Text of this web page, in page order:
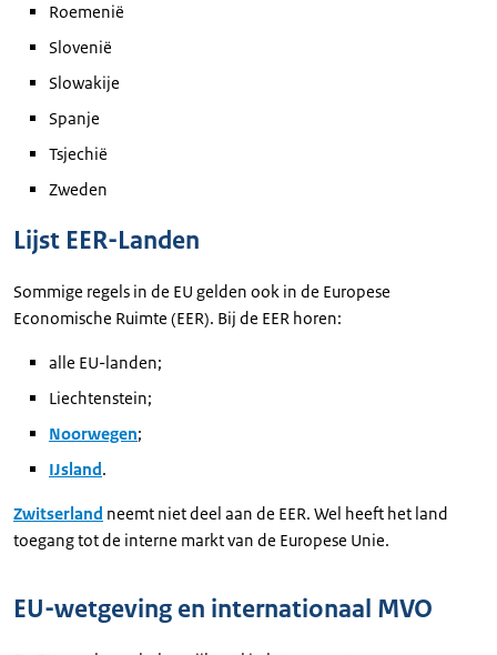
Roemenië
Slovenië
Slowakije
Spanje
Tsjechië
Zweden
Lijst EER-Landen
Sommige regels in de EU gelden ook in de Europese
Economische Ruimte (EER). Bij de EER horen:
alle EU-landen;
Liechtenstein;
Noorwegen;
IJsland.
Zwitserland neemt niet deel aan de EER. Wel heeft het land
toegang tot de interne markt van de Europese Unie.
EU-wetgeving en internationaal MVO